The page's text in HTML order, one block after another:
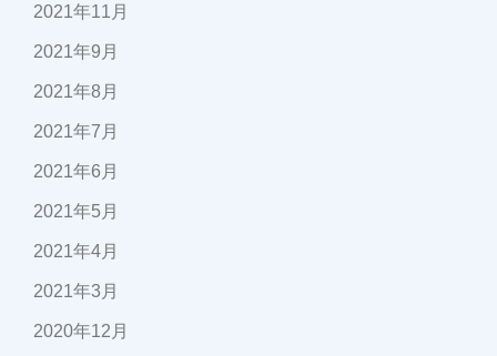
2021年11月
2021年9月
2021年8月
2021年7月
2021年6月
2021年5月
2021年4月
2021年3月
2020年12月